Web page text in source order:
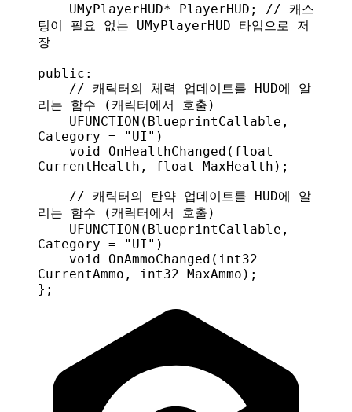
    UMyPlayerHUD* PlayerHUD;
// 캐스
팅이 필요 없는 UMyPlayerHUD 타입으로 저
장
public:
리는 함수 (캐릭터에서 호출)
    UFUNCTION
( BlueprintCallable
Category = "UI" )
    void
OnHealthChanged ( float
CurrentHealth , float MaxHealth );
리는 함수 (캐릭터에서 호출)
    UFUNCTION
( BlueprintCallable
Category = "UI" )
    void
OnAmmoChanged ( int32
CurrentAmmo , int32 MaxAmmo );
};